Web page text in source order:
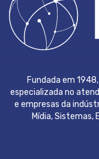
Fundada em
especializada no
e empresas da
Mídia,